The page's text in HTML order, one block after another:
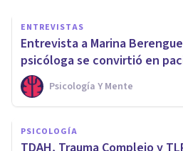
ENTREVISTAS
Entrevista a Marina
psicóloga se convirtió en
Psicología Y Mente
PSICOLOGÍA